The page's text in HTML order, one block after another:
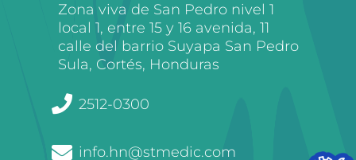
Zona viva de San Pedro nivel 1
local 1, entre 15 y 16 avenida, 11
calle del barrio Suyapa San Pedro
Sula, Cortés, Honduras
2512-0300
info.hn@stmedic.com